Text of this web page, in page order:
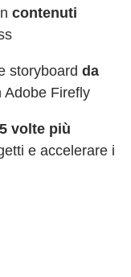
contenuti
storyboard da
Adobe Firefly
volte più
e accelerare i